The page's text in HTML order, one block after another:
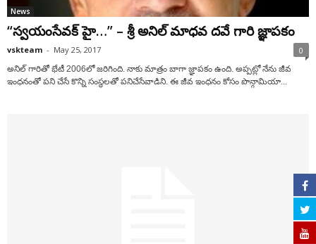
News
“స్వయంసేవక్ హై…” – శ్రీ అనిల్ మాధవ దవే గారి జ్ఞాపకం
vskteam - May 25, 2017 0
అనిల్ గారితో భేటీ 2006లో జరిగింది. నాకు మాత్రం బాగా జ్ఞాపకం ఉంది. అప్పట్లో నేను జీవ
ఇంధనంతో పని చేసే కొన్ని సంస్థలతో పనిచేసేవాడిని. ఈ జీవ ఇంధనం కోసం పొన్గామియా...